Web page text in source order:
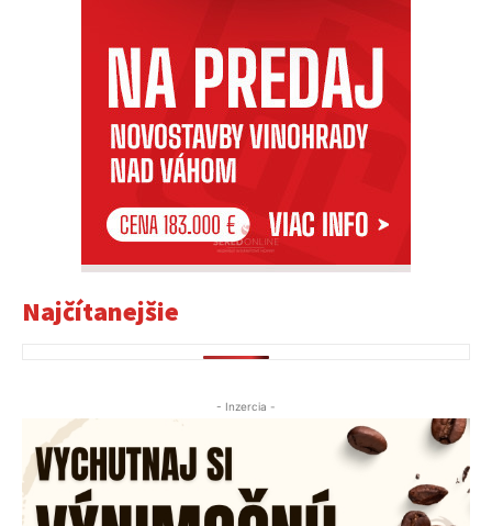
Najčítanejšie
- Inzercia -